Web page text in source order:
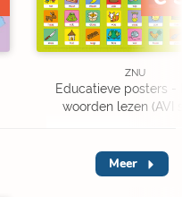
ZNU
Educatieve posters -
woorden lezen (AVI
Meer